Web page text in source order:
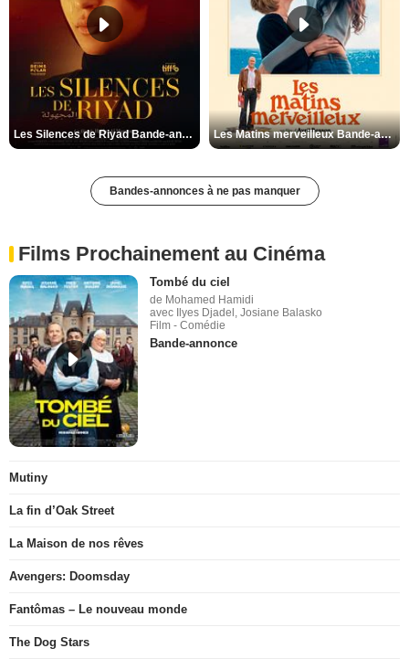
Les Silences de Riyad Bande-annonce VO STFR Les Matins merveilleux Bande-annonce VF
Bandes-annonces à ne pas manquer
Films Prochainement au Cinéma
Tombé du ciel
de Mohamed Hamidi
avec Ilyes Djadel, Josiane Balasko
Film - Comédie
Bande-annonce
Mutiny
La fin d’Oak Street
La Maison de nos rêves
Avengers: Doomsday
Fantômas – Le nouveau monde
The Dog Stars